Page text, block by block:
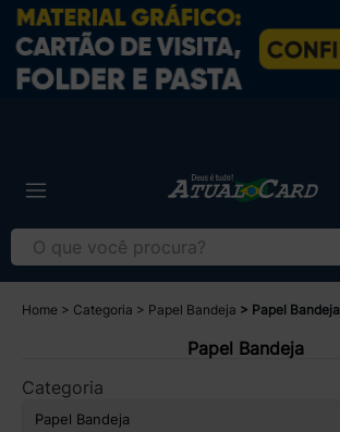
Home Categoria Papel Bandeja Papel Bandeja
Papel Bandeja
Categoria